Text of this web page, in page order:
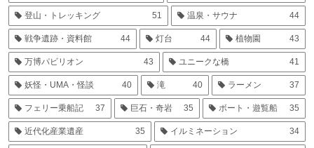
登山・トレッキング 51 温泉・サウナ 44
戦争遺跡・資料館 44 灯台 44 植物園 43
万博パビリオン 43 ユニークな橋 41
妖怪・UMA・怪談 40 滝 40 ラーメン 37
フェリー乗船記 37 巨石・奇岩 35 ボート・遊覧船 35
近代化産業遺産 35 イルミネーション 34